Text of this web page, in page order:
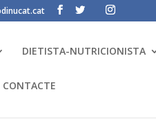
DIETISTA-NUTRICIONISTA
CONTACTE